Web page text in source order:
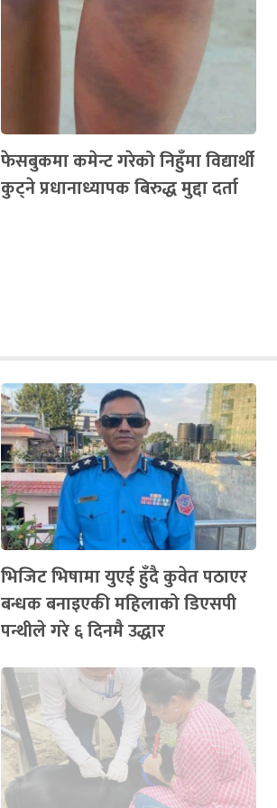
फेसबुकमा कमेन्ट गरेको निहुँमा विद्यार्थी
कुट्ने प्रधानाध्यापक बिरुद्ध मुद्दा दर्ता
भिजिट भिषामा युएई हुँदै कुवेत पठाएर
बन्धक बनाइएकी महिलाको डिएसपी
पन्थीले गरे ६ दिनमै उद्धार